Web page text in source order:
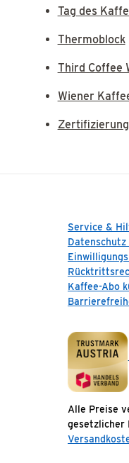
Tag des
Thermoblock
Third Coffee
Wiener
Zertifizierung
Service &
Kaffee-Abo
Alle Preise
gesetzlicher